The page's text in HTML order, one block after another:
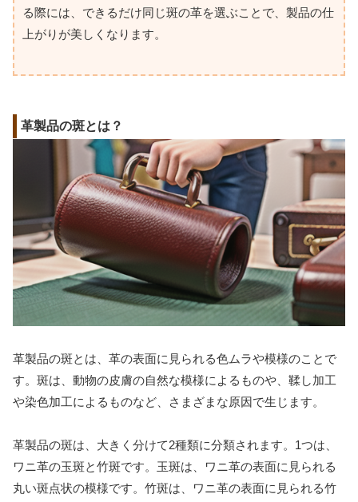
る際には、できるだけ同じ斑の革を選ぶことで、製品の仕
上がりが美しくなります。
革製品の斑とは？
革製品の斑とは、革の表面に見られる色ムラや模様のことで
す。斑は、動物の皮膚の自然な模様によるものや、鞣し加工
や染色加工によるものなど、さまざまな原因で生じます。
革製品の斑は、大きく分けて2種類に分類されます。1つは、
ワニ革の玉斑と竹斑です。玉斑は、ワニ革の表面に見られる
丸い斑点状の模様です。竹斑は、ワニ革の表面に見られる竹